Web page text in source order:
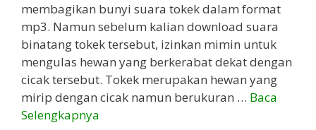
membagikan bunyi suara tokek dalam format
mp3. Namun sebelum kalian download suara
binatang tokek tersebut, izinkan mimin untuk
mengulas hewan yang berkerabat dekat dengan
cicak tersebut. Tokek merupakan hewan yang
mirip dengan cicak namun berukuran … Baca
Selengkapnya